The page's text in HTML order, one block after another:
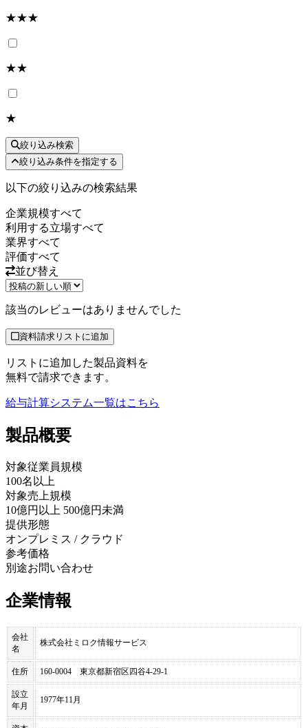
★★★
★★
★
絞り込み検索
絞り込み条件を指定する
以下の絞り込みの検索結果
企業規模すべて
利用する立場すべて
業界すべて
評価すべて
並び替え
該当のレビューはありませんでした
資料請求リストに追加
リストに追加した製品資料を
無料で請求できます。
給与計算システム一覧はこちら
製品概要
対象従業員規模
100名以上
対象売上規模
10億円以上 500億円未満
提供形態
オンプレミス / クラウド
参考価格
別途お問い合わせ
企業情報
会社
名
株式会社ミロク情報サービス
住所 160-0004 東京都新宿区四谷4-29-1
設立
年月
1977年11月